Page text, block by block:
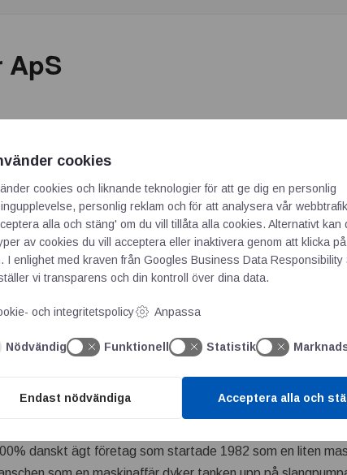
ApS
doserpumpar, rostfria pumpar, slangpumpar, biogas,
danskt ägt företag som startade 1982 som en liten
cookies
cookies och liknande teknologier för att ge dig en personlig
personlig reklam och för att analysera vår
alla och stäng' om du vill tillåta alla cookies. Alternativt kan
av cookies du vill acceptera eller inaktivera genom att klicka
I enlighet med kraven från Googles Business Data Responsibility
vi transparens och din kontroll över dina data.
och integritetspolicy Anpassa
Nödvändig Funktionell Statistik
Endast nödvändiga Acceptera alla och